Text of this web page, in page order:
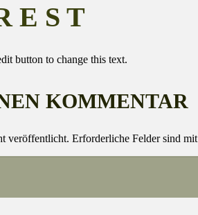
E S T
button to change this text.
KOMMENTAR
veröffentlicht. Erforderliche Felder sind mit